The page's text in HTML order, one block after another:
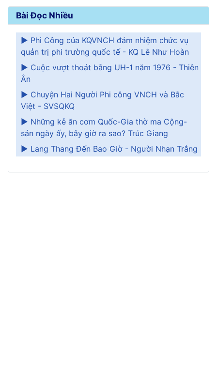
Bài Đọc Nhiều
► Phi Công của KQVNCH đảm nhiệm chức vụ
quản trị phi trường quốc tế - KQ Lê Như Hoàn
► Cuộc vượt thoát bằng UH-1 năm 1976 - Thiên
Ân
► Chuyện Hai Người Phi công VNCH và Bắc
Việt - SVSQKQ
► Những kẻ ăn cơm Quốc-Gia thờ ma Cộng-
sản ngày ấy, bây giờ ra sao? Trúc Giang
► Lang Thang Đến Bao Giờ - Người Nhạn Trắng